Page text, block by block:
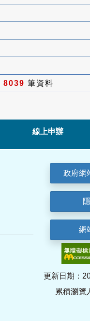
8039 筆資料
線上申辦
政府網
網
更新日期：
累積瀏覽